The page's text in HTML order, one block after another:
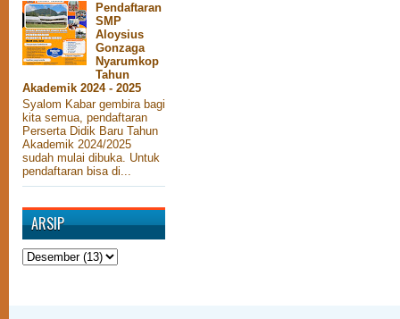
Pendaftaran
SMP
Aloysius
Gonzaga
Nyarumkop
Tahun
Akademik 2024 - 2025
Syalom Kabar gembira bagi
kita semua, pendaftaran
Perserta Didik Baru Tahun
Akademik 2024/2025
sudah mulai dibuka. Untuk
pendaftaran bisa di...
ARSIP